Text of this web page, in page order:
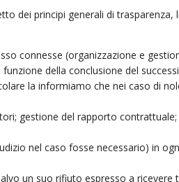
dei principi generali di trasparenza,
connesse (organizzazione e
della conclusione del
la informiamo che nei caso di
gestione del rapporto
nel caso fosse necessario) in
un suo rifiuto espresso a ricevere